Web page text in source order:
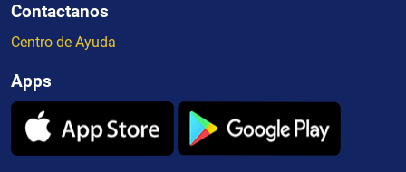
Contactanos
Centro de Ayuda
Apps